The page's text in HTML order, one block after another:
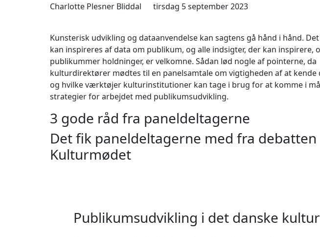
Charlotte Plesner Bliddal tirsdag 5 september 2023
Kunsterisk udvikling og dataanvendelse kan sagtens gå hånd i hånd.
kan inspireres af data om publikum, og alle indsigter, der kan inspirere,
publikummer holdninger, er velkomne. Sådan lød nogle af pointerne, da
kulturdirektører mødtes til en panelsamtale om vigtigheden af at kende
og hvilke værktøjer kulturinstitutioner kan tage i brug for at komme i
strategier for arbejdet med publikumsudvikling.
3 gode råd fra paneldeltagerne
Det fik paneldeltagerne med fra debatten
Kulturmødet
Publikumsudvikling i det danske